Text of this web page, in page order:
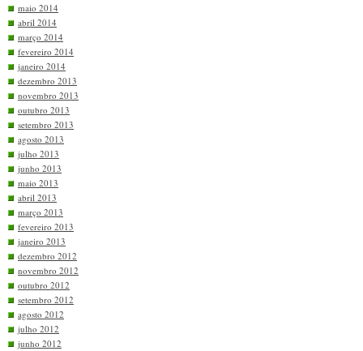
maio 2014
abril 2014
março 2014
fevereiro 2014
janeiro 2014
dezembro 2013
novembro 2013
outubro 2013
setembro 2013
agosto 2013
julho 2013
junho 2013
maio 2013
abril 2013
março 2013
fevereiro 2013
janeiro 2013
dezembro 2012
novembro 2012
outubro 2012
setembro 2012
agosto 2012
julho 2012
junho 2012